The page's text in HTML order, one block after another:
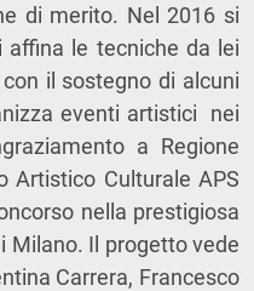
di merito. Nel 2016 si
affina le tecniche da lei
il sostegno di alcuni
eventi artistici nei
a Regione
Artistico Culturale APS
nella prestigiosa
Milano. Il progetto vede
Carrera, Francesco